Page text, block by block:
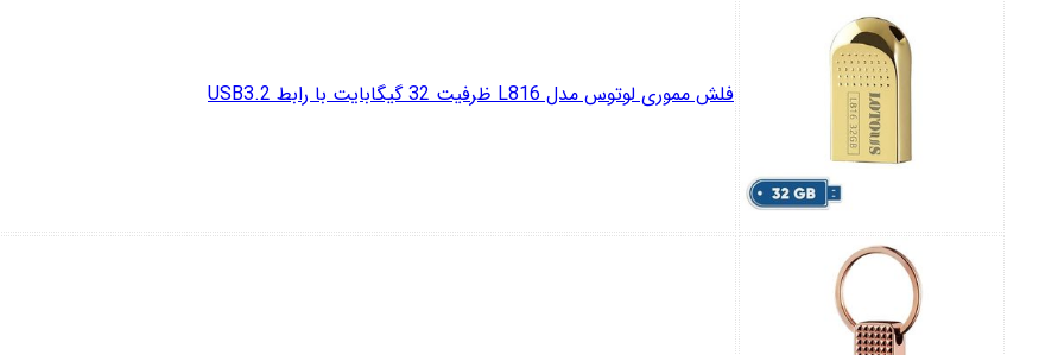
فلش مموری لوتوس مدل L816 ظرفیت 32 گیگابایت با رابط USB3.2